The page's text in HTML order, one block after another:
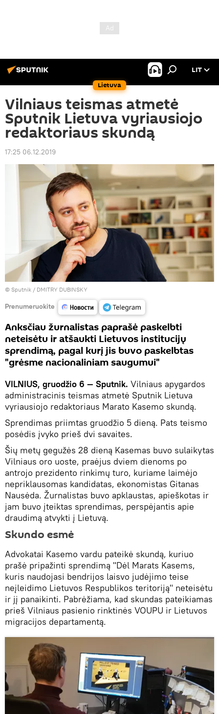
Lietuva
LIT
Vilniaus teismas atmetė
Sputnik Lietuva vyriausiojo
redaktoriaus skundą
17:25 06.12.2019
© Sputnik / DMITRY DUBINSKY
Prenumeruokite
Anksčiau žurnalistas paprašė paskelbti
neteisėtu ir atšaukti Lietuvos institucijų
sprendimą, pagal kurį jis buvo paskelbtas
"grėsme nacionaliniam saugumui"
VILNIUS, gruodžio 6 — Sputnik. Vilniaus apygardos
administracinis teismas atmetė Sputnik Lietuva
vyriausiojo redaktoriaus Marato Kasemo skundą.
Sprendimas priimtas gruodžio 5 dieną. Pats teismo
posėdis įvyko prieš dvi savaites.
Šių metų gegužės 28 dieną Kasemas buvo sulaikytas
Vilniaus oro uoste, praėjus dviem dienoms po
antrojo prezidento rinkimų turo, kuriame laimėjo
nepriklausomas kandidatas, ekonomistas Gitanas
Nausėda. Žurnalistas buvo apklaustas, apieškotas ir
jam buvo įteiktas sprendimas, perspėjantis apie
draudimą atvykti į Lietuvą.
Skundo esmė
Advokatai Kasemo vardu pateikė skundą, kuriuo
prašė pripažinti sprendimą "Dėl Marats Kasems,
kuris naudojasi bendrijos laisvo judėjimo teise
neįleidimo Lietuvos Respublikos teritoriją" neteisėtu
ir jį panaikinti. Pabrėžiama, kad skundas pateikiamas
prieš Vilniaus pasienio rinktinės VOUPU ir Lietuvos
migracijos departamentą.